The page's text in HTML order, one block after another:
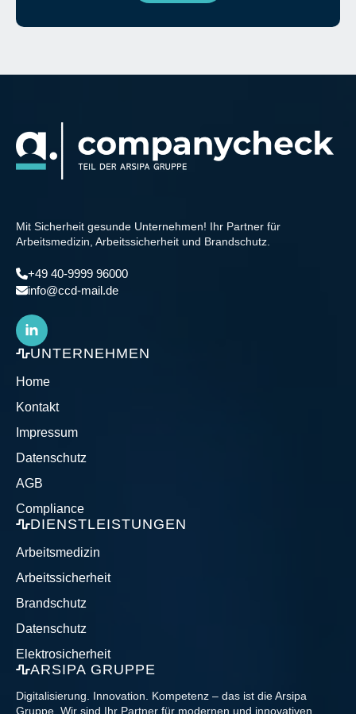
Mit Sicherheit gesunde Unternehmen! Ihr Partner für
Arbeitsmedizin, Arbeitssicherheit und Brandschutz.
+49 40-9999 96000
info@ccd-mail.de
UNTERNEHMEN
Home
Kontakt
Impressum
Datenschutz
AGB
Compliance
DIENSTLEISTUNGEN
Arbeitsmedizin
Arbeitssicherheit
Brandschutz
Datenschutz
Elektrosicherheit
ARSIPA GRUPPE
Digitalisierung. Innovation. Kompetenz – das ist die Arsipa
Gruppe. Wir sind Ihr Partner für modernen und innovativen